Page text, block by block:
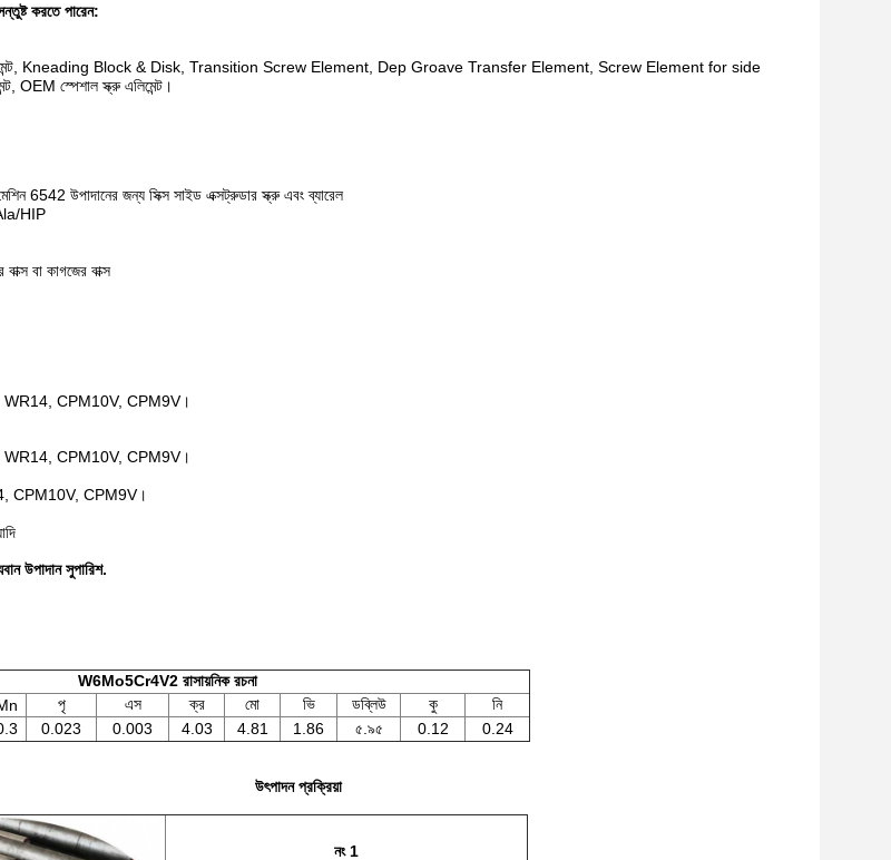
করতে পারেন:
সেগমেন্ট, Kneading Block & Disk, Transition Screw Element, Dep Groave Transfer Element, Screw Element for side
OEM স্পেশাল স্ক্রু এলিমেন্ট।
6542 উপাদানের জন্য সিক্স সাইড এক্সট্রুডার স্ক্রু এবং ব্যারেল
HIP
বা কাগজের বাক্স
WR14, CPM10V, CPM9V।
WR14, CPM10V, CPM9V।
CPM10V, CPM9V।
উপাদান সুপারিশ.
W6Mo5Cr4V2 রাসায়নিক রচনা
পৃ এস ক্র মো ভি ডব্লিউ কু
নি
0.023 0.003 4.03 4.81 1.86 ৫.৯৫ 0.12 0.24
উৎপাদন প্রক্রিয়া
নং 1